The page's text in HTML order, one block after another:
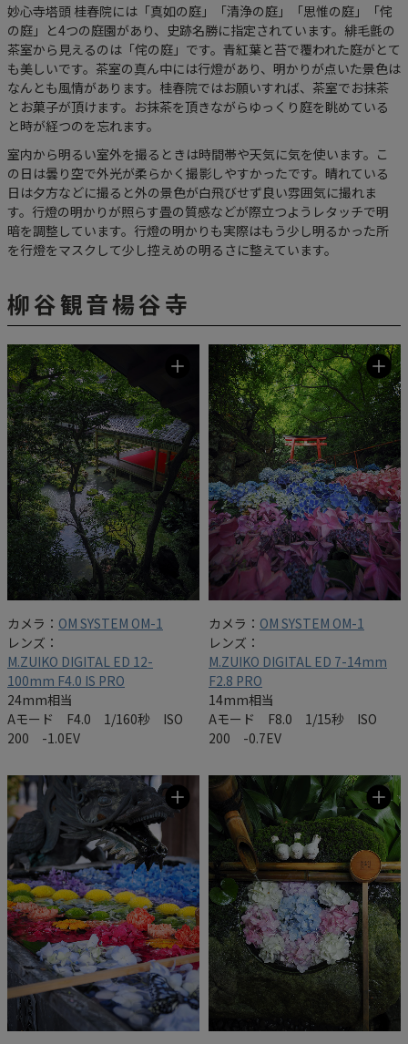
妙心寺塔頭 桂春院には「真如の庭」「清浄の庭」「思惟の庭」「侘
の庭」と4つの庭園があり、史跡名勝に指定されています。緋毛氈の
茶室から見えるのは「侘の庭」です。青紅葉と苔で覆われた庭がとて
も美しいです。茶室の真ん中には行燈があり、明かりが点いた景色は
なんとも風情があります。桂春院ではお願いすれば、茶室でお抹茶
とお菓子が頂けます。お抹茶を頂きながらゆっくり庭を眺めている
と時が経つのを忘れます。
室内から明るい室外を撮るときは時間帯や天気に気を使います。こ
の日は曇り空で外光が柔らかく撮影しやすかったです。晴れている
日は夕方などに撮ると外の景色が白飛びせず良い雰囲気に撮れま
す。行燈の明かりが照らす畳の質感などが際立つようレタッチで明
暗を調整しています。行燈の明かりも実際はもう少し明るかった所
を行燈をマスクして少し控えめの明るさに整えています。
柳谷観音楊谷寺
カメラ： OM SYSTEM OM-1
レンズ：
M.ZUIKO DIGITAL ED 12-
100mm F4.0 IS PRO
24mm相当
Aモード F4.0 1/160秒 ISO
200 -1.0EV
カメラ： OM SYSTEM OM-1
レンズ：
M.ZUIKO DIGITAL ED 7-14mm
F2.8 PRO
14mm相当
Aモード F8.0 1/15秒 ISO
200 -0.7EV